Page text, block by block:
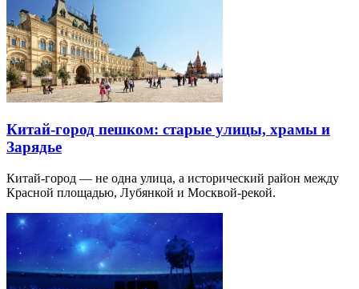
Китай-город пешком: старые улицы, храмы и
Зарядье
Китай-город — не одна улица, а исторический район между
Красной площадью, Лубянкой и Москвой-рекой.